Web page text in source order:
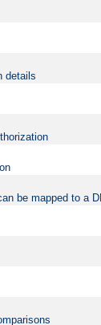
details
be mapped to